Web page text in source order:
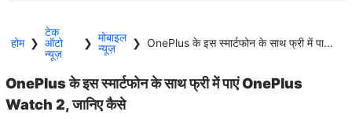
होम ❯
टेक
ऑटो
न्यूज़
❯ मोबाइल
न्यूज़
❯ OnePlus के इस स्मार्टफोन के साथ फ्री में पाएं OnePlus Watch 2, जानिए कैसे
OnePlus के इस स्मार्टफोन के साथ फ्री में पाएं OnePlus
Watch 2, जानिए कैसे